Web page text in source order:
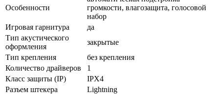
Особенности
громкости, влагозащита, голосовой
набор
Игровая гарнитура
да
Тип акустического
оформления
закрытые
Тип крепления
без крепления
Количество драйверов
1
Класс защиты (IP)
IPX4
Разъем штекера
Lightning